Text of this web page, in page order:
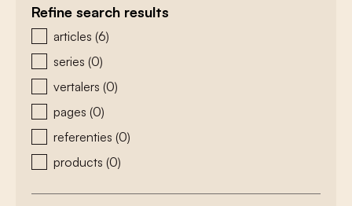
Refine search results
zoeken - type
articles (6)
series (0)
vertalers (0)
pages (0)
referenties (0)
products (0)